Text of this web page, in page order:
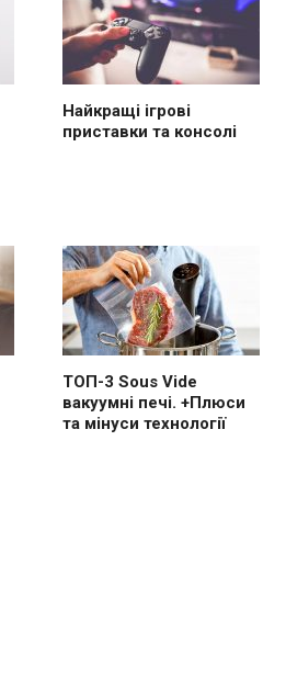
Найкращі ігрові
приставки та консолі
ТОП-3 Sous Vide
вакуумні печі. +Плюси
та мінуси технології